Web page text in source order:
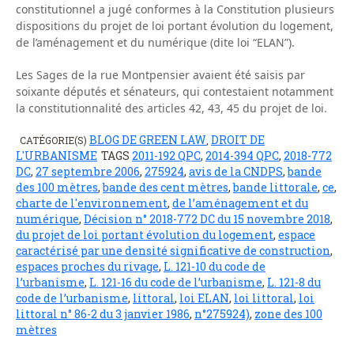
constitutionnel a jugé conformes à la Constitution plusieurs
dispositions du projet de loi portant évolution du logement,
de l’aménagement et du numérique (dite loi “ELAN”).
Les Sages de la rue Montpensier avaient été saisis par
soixante députés et sénateurs, qui contestaient notamment
la constitutionnalité des articles 42, 43, 45 du projet de loi.
CATÉGORIE(S) BLOG DE GREEN LAW DROIT DE
L'URBANISME TAGS 2011-192 QPC, 2014-394 QPC, 2018-772
DC, 27 septembre 2006, 275924, avis de la CNDPS,bande
des 100 mètres,bande des cent mètres,bande littorale, ce,
charte de l'environnement, de l’aménagement et du
numérique, Décision n° 2018-772 DC du 15 novembre 2018,
du projet de loi portant évolution du logement, espace
caractérisé par une densité significative de construction,
espaces proches du rivage, L. 121-10 du code de
l’urbanisme, L. 121-16 du code de l’urbanisme, L. 121-8 du
code de l’urbanisme, littoral, loi ELAN, loi littoral, loi
littoral n° 86-2 du 3 janvier 1986, n°275924), zone des 100
mètres